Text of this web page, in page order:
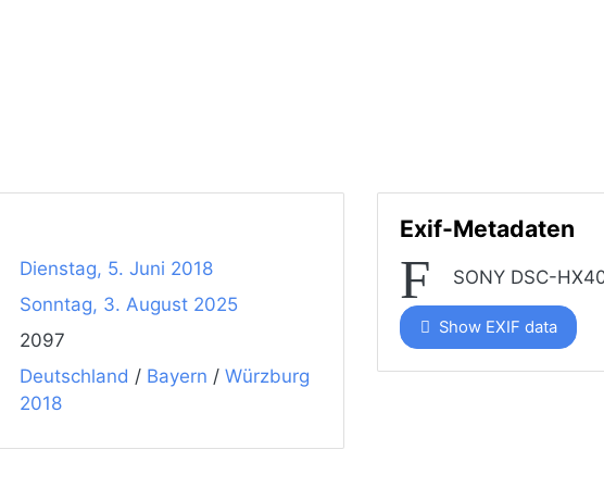
Dienstag, 5. Juni 2018
Sonntag, 3. August 2025
2097
Deutschland / Bayern / Würzburg
2018
Exif-Metadaten
SONY DSC-
Show EXIF data